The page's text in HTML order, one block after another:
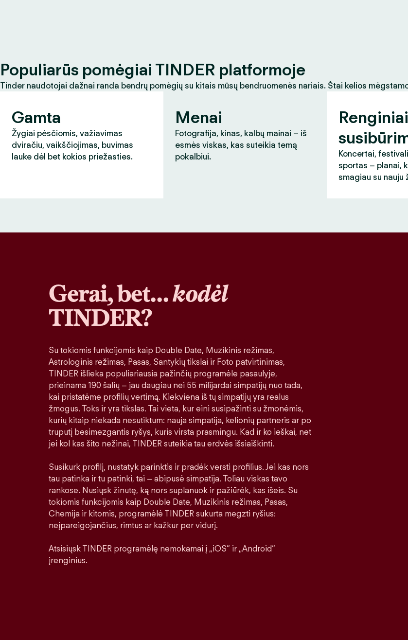
Populiarūs pomėgiai TINDER platformoje
Tinder naudotojai dažnai randa bendrų pomėgių su kitais mūsų bendruomenės nariais. Štai kelios
Gamta
Žygiai pėsčiomis, važiavimas
dviračiu, vaikščiojimas, buvimas
lauke dėl bet kokios priežasties.
Menai
Fotografija, kinas, kalbų mainai – iš
esmės viskas, kas suteikia temą
pokalbiui.
Koncertai,
sportas – planai,
smagiau su nauju
Gerai, bet…kodėl
TINDER?
Su tokiomis funkcijomis kaip Double Date, Muzikinis režimas,
Astrologinis režimas, Pasas, Santykių tikslai ir Foto patvirtinimas,
TINDER išlieka populiariausia pažinčių programėle pasaulyje,
prieinama 190 šalių – jau daugiau nei 55 milijardai simpatijų nuo tada,
kai pristatėme profilių vertimą. Kiekviena iš tų simpatijų yra realus
žmogus. Toks ir yra tikslas. Tai vieta, kur eini susipažinti su žmonėmis,
kurių kitaip niekada nesutiktum: nauja simpatija, kelionių partneris ar po
truputį besimezgantis ryšys, kuris virsta prasmingu. Kad ir ko ieškai, net
jei kol kas šito nežinai, TINDER suteikia tau erdvės išsiaiškinti.
Susikurk profilį, nustatyk parinktis ir pradėk versti profilius. Jei kas nors
tau patinka ir tu patinki, tai – abipusė simpatija. Toliau viskas tavo
rankose. Nusiųsk žinutę, ką nors suplanuok ir pažiūrėk, kas išeis. Su
tokiomis funkcijomis kaip Double Date, Muzikinis režimas, Pasas,
Chemija ir kitomis, programėlė TINDER sukurta megzti ryšius:
neįpareigojančius, rimtus ar kažkur per vidurį.
Atsisiųsk TINDER programėlę nemokamai į „iOS“ ir „Android“
įrenginius.